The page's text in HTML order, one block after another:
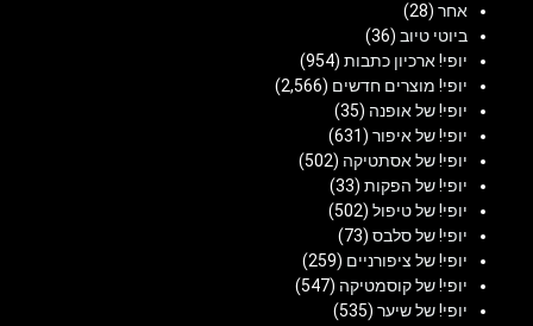
אחר (28)
ביוטי טיוב (36)
יופי! ארכיון כתבות (954)
יופי! מוצרים חדשים (2,566)
יופי! של אופנה (35)
יופי! של איפור (631)
יופי! של אסתטיקה (502)
יופי! של הפקות (33)
יופי! של טיפול (502)
יופי! של סלבס (73)
יופי! של ציפורניים (259)
יופי! של קוסמטיקה (547)
יופי! של שיער (535)